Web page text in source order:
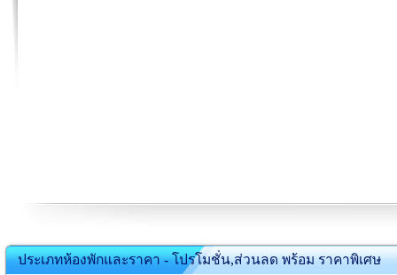
ประเภทห้องพักและราคา - โปรโมชั่น,ส่วนลด พร้อม ราคาพิเศษ